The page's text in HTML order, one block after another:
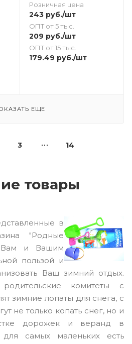
Розничная цена
243руб./шт
ОПТ от 5 тыс.
209 руб./шт
ОПТ от 15 тыс.
179.49 руб./шт
ЕЩЕ
3 14
товары
в
"Родные
Вам и Вашим
пользой и
Ваш зимний отдых.
комитеты с
зимние лопаты для снега, с
не только копать снег, но и
дорожек и веранд в
самых маленьких есть